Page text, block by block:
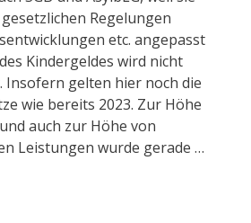
Regelungen
etc. angepasst
Kindergeldes wird nicht
Insofern gelten hier noch die
wie bereits 2023. Zur Höhe
auch zur Höhe von
Leistungen wurde gerade …